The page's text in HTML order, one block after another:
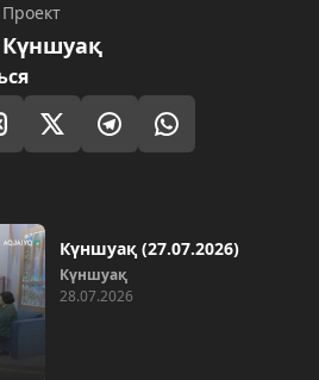
Проект
Күншуақ
Күншуақ (27.07.2026)
Күншуақ
28.07.2026